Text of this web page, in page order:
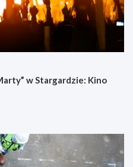
w Stargardzie: Kino